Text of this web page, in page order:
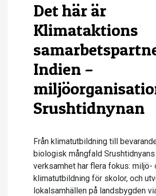
Det här är
Klimataktions
Indien –
Srushtidnynan
Från klimatutbildning till
biologisk mångfald Srushtidnyans
verksamhet har flera fokus: miljö-
klimatutbildning för skolor, och
lokalsamhällen på landsbygden